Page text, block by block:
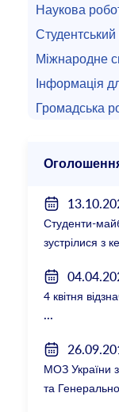
Наукова
Міжнародне
Інформація
Громадська
Студенти-
зустрілися з
4 квітня
МОЗ України
та